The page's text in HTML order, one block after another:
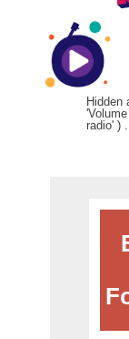
Hidden
radio' )